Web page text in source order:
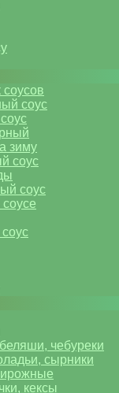
соус
зиму
соус
соус
чебуреки
сырники
кексы